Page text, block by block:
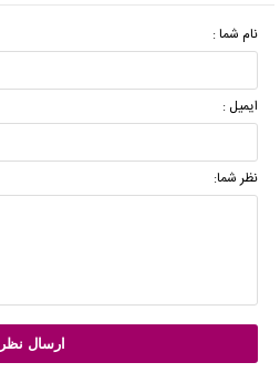
نام شما :
ایمیل :
نظر شما: